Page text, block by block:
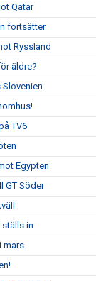
Qatar
fortsätter
Ryssland
äldre?
TV6
Egypten
GT Söder
in
mars